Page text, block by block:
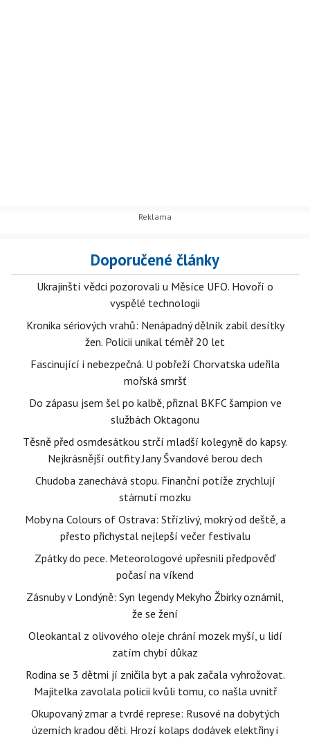
Doporučené články
Ukrajinští vědci pozorovali u Měsíce UFO. Hovoří o
vyspělé technologii
Kronika sériových vrahů: Nenápadný dělník zabil desítky
žen. Policii unikal téměř 20 let
Fascinující i nebezpečná. U pobřeží Chorvatska udeřila
mořská smršť
Do zápasu jsem šel po kalbě, přiznal BKFC šampion ve
službách Oktagonu
Těsně před osmdesátkou strčí mladší kolegyně do kapsy.
Nejkrásnější outfity Jany Švandové berou dech
Chudoba zanechává stopu. Finanční potíže zrychlují
stárnutí mozku
Moby na Colours of Ostrava: Střízlivý, mokrý od deště, a
přesto přichystal nejlepší večer festivalu
Zpátky do pece. Meteorologové upřesnili předpověď
počasí na víkend
Zásnuby v Londýně: Syn legendy Mekyho Žbirky oznámil,
že se žení
Oleokantal z olivového oleje chrání mozek myší, u lidí
zatím chybí důkaz
Rodina se 3 dětmi jí zničila byt a pak začala vyhrožovat.
Majitelka zavolala policii kvůli tomu, co našla uvnitř
Okupovaný zmar a tvrdé represe: Rusové na dobytých
územích kradou děti. Hrozí kolaps dodávek elektřiny i